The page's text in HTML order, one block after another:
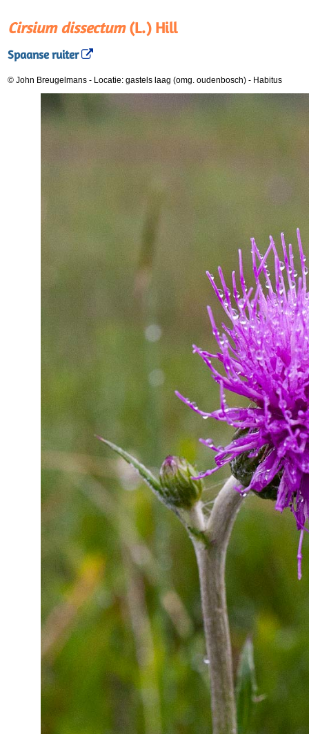
Cirsium dissectum(L.) Hill
Spaanse ruiter
© John Breugelmans - Locatie: gastels laag (omg. oudenbosch) - Habitus